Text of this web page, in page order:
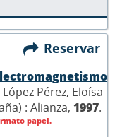
Reservar
Pérez, Eloísa
: Alianza, 1997.
papel.